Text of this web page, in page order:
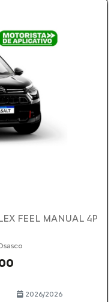
FEEL MANUAL 4P
2026/2026